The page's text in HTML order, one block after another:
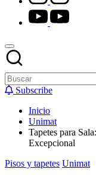
youtube.com
Subscribe
Inicio
Unimat
Tapetes para
Excepcional
Publicado
Pisos y tapetes Unimat